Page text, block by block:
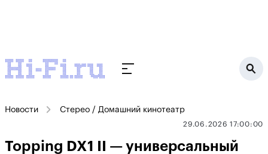
Новости Стерео / Домашний кинотеатр
29.06.2026 17:00:00
Topping DX1 II — универсальный